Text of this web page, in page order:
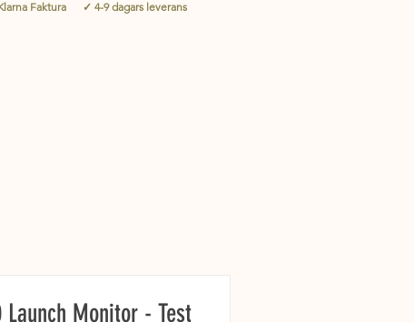
Faktura ✓ 4-9 dagars leverans
Launch Monitor - Test